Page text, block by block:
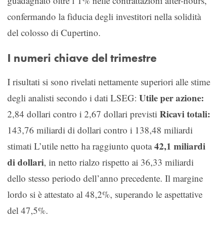
confermando la fiducia degli investitori nella solidità
del colosso di Cupertino.
I numeri chiave del trimestre
I risultati si sono rivelati nettamente superiori alle stime
degli analisti secondo i dati LSEG: Utile per azione:
2,84 dollari contro i 2,67 dollari previsti Ricavi totali:
143,76 miliardi di dollari contro i 138,48 miliardi
stimati L’utile netto ha raggiunto quota42,1 miliardi
di dollari, in netto rialzo rispetto ai 36,33 miliardi
dello stesso periodo dell’anno precedente. Il margine
lordo si è attestato al 48,2%, superando le aspettative
del 47,5%.